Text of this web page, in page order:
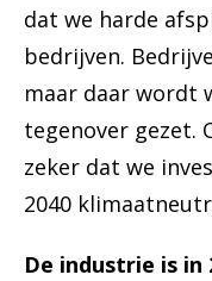
dat we harde
bedrijven.
maar daar wordt
tegenover gezet.
zeker dat we
2040
De industrie is